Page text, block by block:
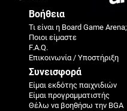
Βοήθεια
Τι είναι η Board Game Arena;
Ποιοι είμαστε
F.A.Q.
Επικοινωνία / Υποστήριξη
Συνεισφορά
Είμαι εκδότης παιχνιδιών
Είμαι προγραμματιστής
Θέλω να βοηθήσω την BGA